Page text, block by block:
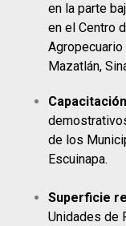
en la parte
en el Centro
Mazatlán,
de los
Escuinapa.
Superficie
Unidades de